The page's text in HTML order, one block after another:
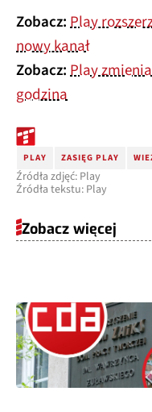
Zobacz:Play
nowy kanał
Zobacz:Play
godzina
PLAY ZASIĘG PLAY
Źródła zdjęć: Play
Źródła tekstu: Play
Zobacz więcej